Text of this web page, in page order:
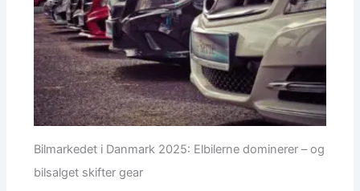
Bilmarkedet i Danmark 2025: Elbilerne dominerer – og
bilsalget skifter gear